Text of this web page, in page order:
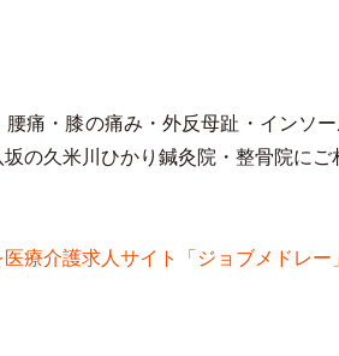
痛・膝の痛み・外反母趾・インソ
の久米川ひかり鍼灸院・整骨院にご
療介護求人サイト「ジョブメドレー